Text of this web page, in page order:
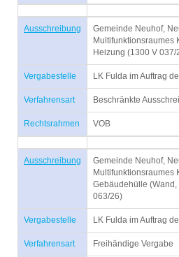
Ausschreibung
Gemeinde Neuhof,
Multifunktionsraumes
Heizung (1300 V 037/
Vergabestelle LK Fulda im Auftrag
Verfahrensart Beschränkte
Rechtsrahmen VOB
Ausschreibung
Gemeinde Neuhof,
Multifunktionsraumes
Gebäudehülle
063/26)
Vergabestelle LK Fulda im Auftrag
Verfahrensart Freihändige Vergabe